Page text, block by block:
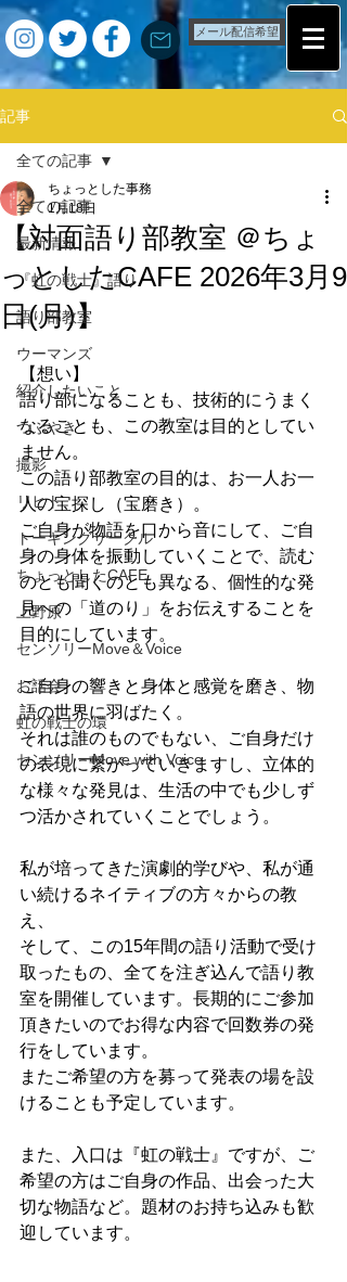
メール配信希望
記事
全ての記事
最新情報
『虹の戦士』語り
語り部教室
ウーマンズ
紹介したいこと
つぶやき
撮影
リヒト
トーキングサークル
ちょっとしたCAFE
上野原
センソリーMove＆Voice
お話会
虹の戦士の環
センソリーMove with Voice
全ての記事
【対面語り部教室 ＠ちょ
っとしたCAFE 2026年3月9
日(月)】
ちょっとした事務
1月18日
【想い】
語り部になることも、技術的にうまく
なることも、この教室は目的としてい
ません。
この語り部教室の目的は、お一人お一
人の宝探し（宝磨き）。
ご自身が物語を口から音にして、ご自
身の身体を振動していくことで、読む
のとも聞くのとも異なる、個性的な発
見への「道のり」をお伝えすることを
目的にしています。
ご自身の響きと身体と感覚を磨き、物
語の世界に羽ばたく。
それは誰のものでもない、ご自身だけ
の表現に繋がっていきますし、立体的
な様々な発見は、生活の中でも少しず
つ活かされていくことでしょう。
私が培ってきた演劇的学びや、私が通
い続けるネイティブの方々からの教
え、
そして、この15年間の語り活動で受け
取ったもの、全てを注ぎ込んで語り教
室を開催しています。長期的にご参加
頂きたいのでお得な内容で回数券の発
行をしています。
またご希望の方を募って発表の場を設
けることも予定しています。
また、入口は『虹の戦士』ですが、ご
希望の方はご自身の作品、出会った大
切な物語など。題材のお持ち込みも歓
迎しています。